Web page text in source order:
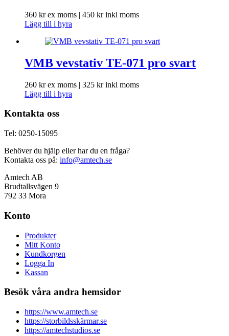
360 krex moms | 450 krinkl moms
Lägg till i hyra
VMB vevstativ TE-071 pro svart
260 krex moms | 325 krinkl moms
Lägg till i hyra
Kontakta oss
Tel: 0250-15095
Behöver du hjälp eller har du en fråga?
Kontakta oss på: info@amtech.se
Amtech AB
Brudtallsvägen 9
792 33 Mora
Konto
Produkter
Mitt Konto
Kundkorgen
Logga In
Kassan
Besök våra andra hemsidor
https://www.amtech.se
https://storbildsskärmar.se
https://amtechstudios.se